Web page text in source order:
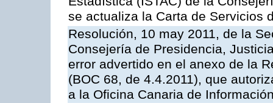
se actualiza la Carta de Servicios
Resolución, 10 may 2011, de la
Consejería de Presidencia,
error advertido en el anexo de la
(BOC 68, de 4.4.2011), que
a la Oficina Canaria de